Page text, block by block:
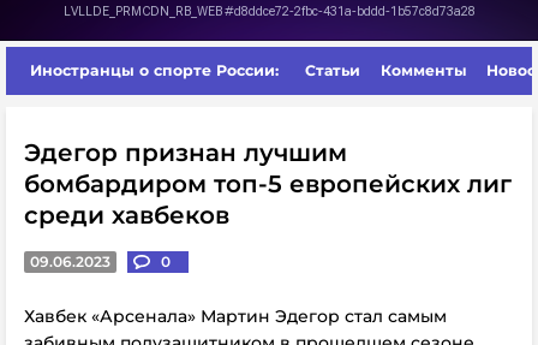
Иностранцы о спорте России: Статьи Комменты
Эдегор признан лучшим
бомбардиром топ-5 европейских лиг
среди хавбеков
09.06.2023 0
Хавбек «Арсенала» Мартин Эдегор стал самым